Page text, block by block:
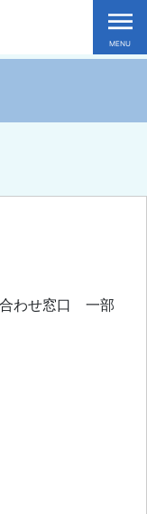
MENU
わせ窓口 一部